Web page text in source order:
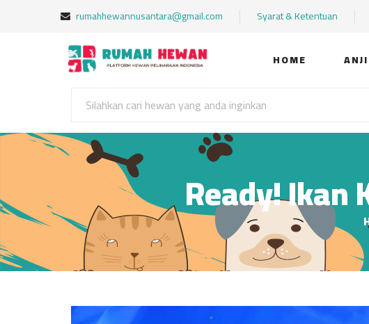
rumahhewannusantara@gmail.com Syarat & Ketentuan
HOME
Ready! Ikan